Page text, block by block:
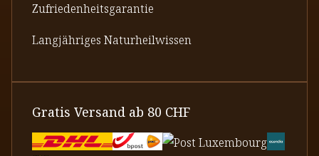
Zufriedenheitsgarantie
Langjähriges Naturheilwissen
Gratis Versand ab 80 CHF